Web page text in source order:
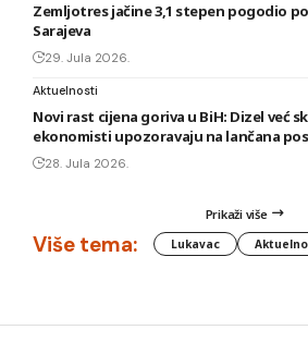
Zemljotres jačine 3,1 stepen pogodio
Sarajeva
29. Jula 2026.
Aktuelnosti
Novi rast cijena goriva u BiH: Dizel već
ekonomisti upozoravaju na lančana
28. Jula 2026.
Prikaži više
Više tema: Lukavac